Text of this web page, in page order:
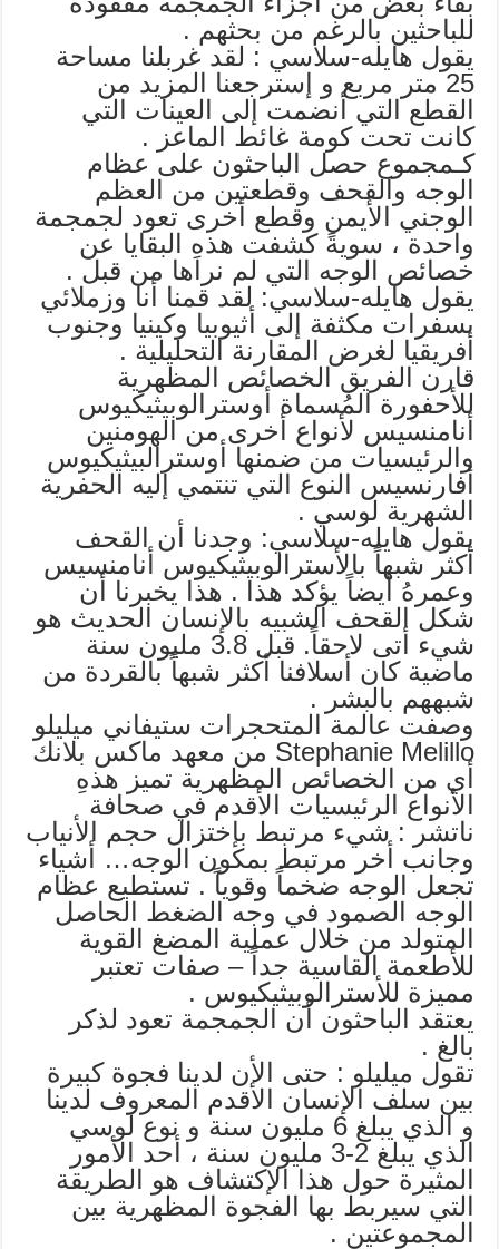
للباحثين بالرغم من بحثهم .
يقول هايله-سلاسي : لقد غربلنا مساحة
25 متر مربع و إسترجعنا المزيد من
القطع التي أنضمت إلى العينات التي
كانت تحت كومة غائط الماعز .
كـمجموع حصل الباحثون على عظام
الوجه والقحف وقطعتين من العظم
الوجني الأيمن وقطع أخرى تعود لجمجمة
واحدة ، سويةً كشفت هذهِ البقايا عن
خصائص الوجه التي لم نراها من قبل .
يقول هايله-سلاسي: لقد قمنا أنا وزملائي
بسفرات مكثفة إلى أثيوبيا وكينيا وجنوب
أفريقيا لغرض المقارنة التحليلية .
قارن الفريق الخصائص المظهرية
للأحفورة المُسماة أوسترالوبيثيكيوس
أنامنسيس لأنواع أخرى من الهومنين
والرئيسيات من ضمنها أوسترالبيثيكيوس
أفارنسيس النوع التي تنتمي إليه الحفرية
الشهرية لوسي .
يقول هايله-سلاسي: وجدنا أن القحف
أكثر شبهاً بالأسترالوبيثيكيوس أنامنسيس
وعمرهُ أيضاً يؤكد هذا . هذا يخبرنا أن
شكل القحف الشبيه بالإنسان الحديث هو
شيء أتى لاحقاً. قبل 3.8 مليون سنة
ماضية كان أسلافنا أكثر شبهاً بالقردة من
شبههم بالبشر .
وصفت عالمة المتحجرات ستيفاني ميليلو
Stephanie Melillo من معهد ماكس بلانك
أي من الخصائص المظهرية تميز هذهِ
الأنواع الرئيسيات الأقدم في صحافة
ناتشر : شيء مرتبط بإختزال حجم الأنياب
وجانب أخر مرتبط بمكون الوجه… أشياء
تجعل الوجه ضخماً وقوياً . تستطيع عظام
الوجه الصمود في وجه الضغط الحاصل
المتولد من خلال عملية المضغ القوية
للأطعمة القاسية جداً – صفات تعتبر
مميزة للأسترالوبيثيكيوس .
يعتقد الباحثون أن الجمجمة تعود لذكر
بالغ .
تقول ميليلو : حتى الأن لدينا فجوة كبيرة
بين سلف الإنسان الأقدم المعروف لدينا
و الذي يبلغ 6 مليون سنة و نوع لوسي
الذي يبلغ 2-3 مليون سنة ، أحد الأمور
المثيرة حول هذا الإكتشاف هو الطريقة
التي سيربط بها الفجوة المظهرية بين
المجموعتين .